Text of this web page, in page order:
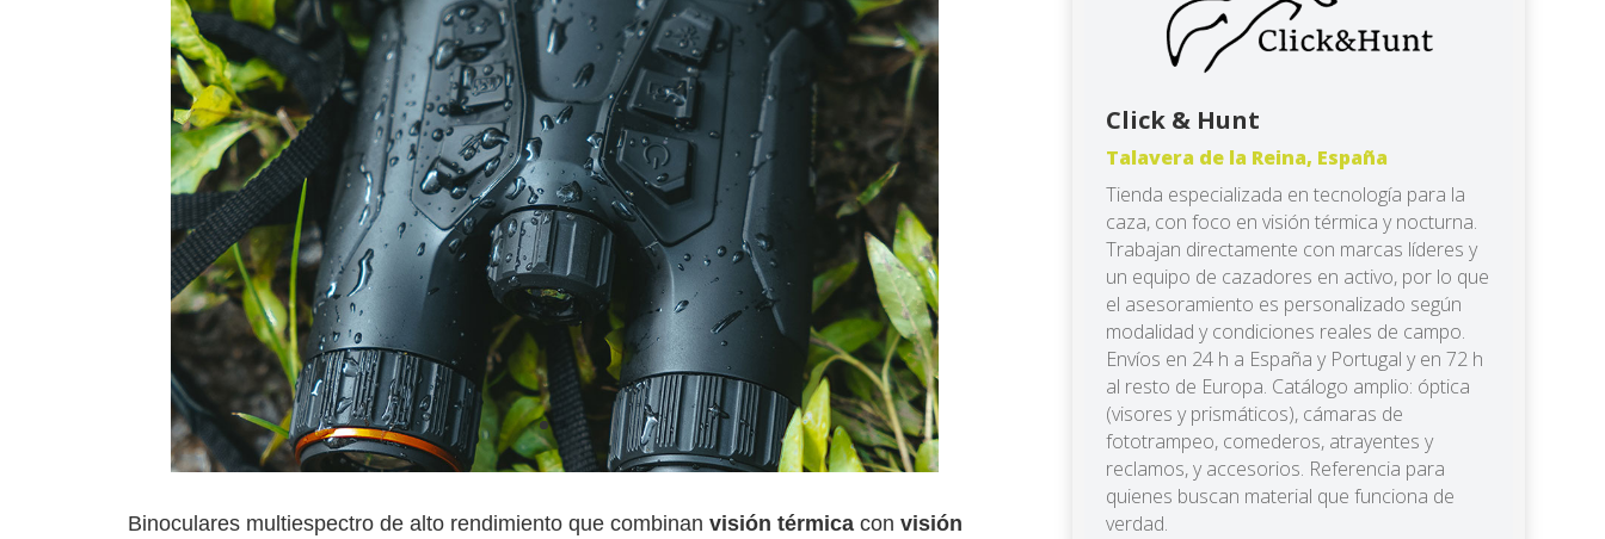
Binoculares multiespectro de alto rendimiento que combinan visión térmicacon visión
Click & Hunt
Talavera de la Reina, España
Tienda especializada en tecnología para la
caza, con foco en visión térmica y nocturna.
Trabajan directamente con marcas líderes y
un equipo de cazadores en activo, por lo que
el asesoramiento es personalizado según
modalidad y condiciones reales de campo.
Envíos en 24 h a España y Portugal y en 72 h
al resto de Europa. Catálogo amplio: óptica
(visores y prismáticos), cámaras de
fototrampeo, comederos, atrayentes y
reclamos, y accesorios. Referencia para
quienes buscan material que funciona de
verdad.